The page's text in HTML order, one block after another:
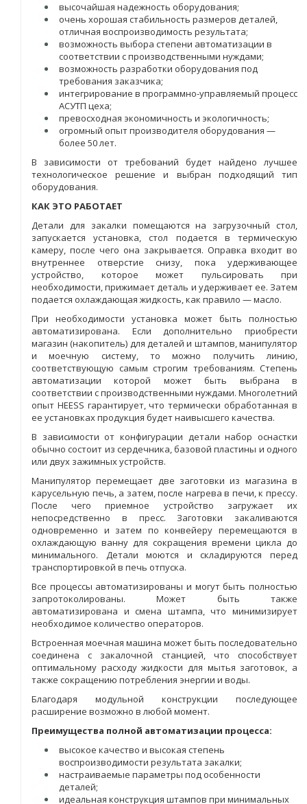
высочайшая надежность оборудования;
очень хорошая стабильность размеров деталей,
отличная воспроизводимость результата;
возможность выбора степени автоматизации в
соответствии с производственными нуждами;
возможность разработки оборудования под
требования заказчика;
интегрирование в программно-управляемый процесс
АСУТП цеха;
превосходная экономичность и экологичность;
огромный опыт производителя оборудования —
более 50 лет.
В зависимости от требований будет найдено лучшее
технологическое решение и выбран подходящий тип
оборудования.
КАК ЭТО РАБОТАЕТ
Детали для закалки помещаются на загрузочный стол,
запускается установка, стол подается в термическую
камеру, после чего она закрывается. Оправка входит во
внутреннее отверстие снизу, пока удерживающее
устройство, которое может пульсировать при
необходимости, прижимает деталь и удерживает ее. Затем
подается охлаждающая жидкость, как правило — масло.
При необходимости установка может быть полностью
автоматизирована. Если дополнительно приобрести
магазин (накопитель) для деталей и штампов, манипулятор
и моечную систему, то можно получить линию,
соответствующую самым строгим требованиям. Степень
автоматизации которой может быть выбрана в
соответствии с производственными нуждами. Многолетний
опыт HEESS гарантирует, что термически обработанная в
ее установках продукция будет наивысшего качества.
В зависимости от конфигурации детали набор оснастки
обычно состоит из сердечника, базовой пластины и одного
или двух зажимных устройств.
Манипулятор перемещает две заготовки из магазина в
карусельную печь, а затем, после нагрева в печи, к прессу.
После чего приемное устройство загружает их
непосредственно в пресс. Заготовки закаливаются
одновременно и затем по конвейеру перемещаются в
охлаждающую ванну для сокращения времени цикла до
минимального. Детали моются и складируются перед
транспортировкой в печь отпуска.
Все процессы автоматизированы и могут быть полностью
запротоколированы. Может быть также
автоматизирована и смена штампа, что минимизирует
необходимое количество операторов.
Встроенная моечная машина может быть последовательно
соединена с закалочной станцией, что способствует
оптимальному расходу жидкости для мытья заготовок, а
также сокращению потребления энергии и воды.
Благодаря модульной конструкции последующее
расширение возможно в любой момент.
Преимущества полной автоматизации процесса:
высокое качество и высокая степень
воспроизводимости результата закалки;
настраиваемые параметры под особенности
деталей;
идеальная конструкция штампов при минимальных